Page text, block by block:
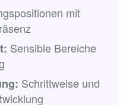
mit
Sensible Bereiche
Schrittweise und